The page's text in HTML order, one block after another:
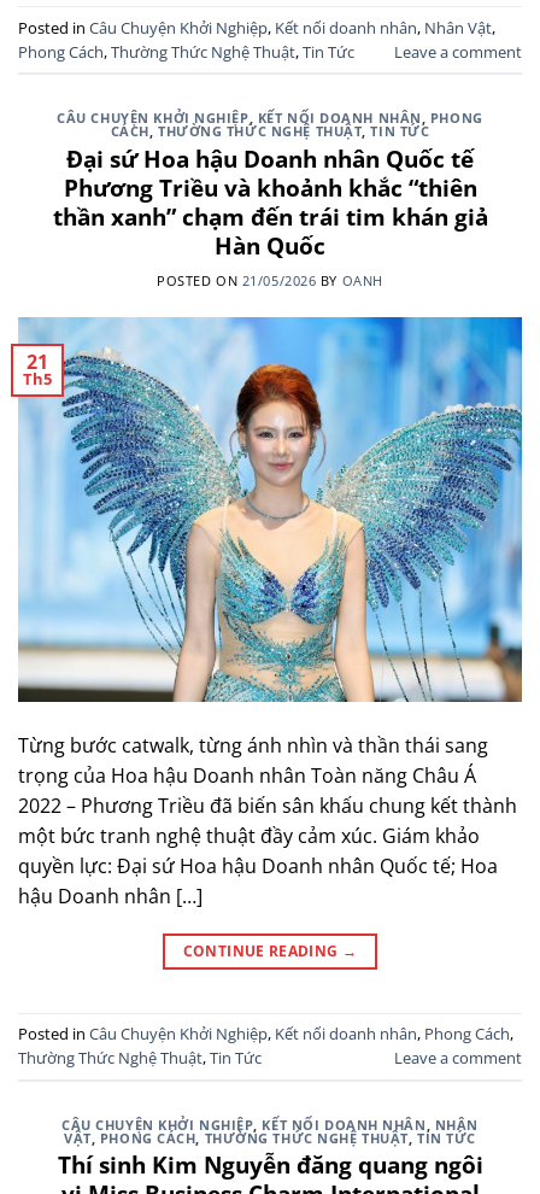
Posted in Câu Chuyện Khởi Nghiệp, Kết nối doanh nhân, Nhân Vật,
Phong Cách,Thường Thức Nghệ Thuật,Tin Tức Leave a comment
CÂU CHUYỆN KHỞI NGHIỆP, KẾT NỐI DOANH NHÂN, PHONG
CÁCH, THƯỜNG THỨC NGHỆ THUẬT,TIN TỨC
Đại sứ Hoa hậu Doanh nhân Quốc tế
Phương Triều và khoảnh khắc “thiên
thần xanh” chạm đến trái tim khán giả
Hàn Quốc
POSTED ON 21/05/2026 BY OANH
21
Th5
Từng bước catwalk, từng ánh nhìn và thần thái sang
trọng của Hoa hậu Doanh nhân Toàn năng Châu Á
2022 – Phương Triều đã biến sân khấu chung kết thành
một bức tranh nghệ thuật đầy cảm xúc. Giám khảo
quyền lực: Đại sứ Hoa hậu Doanh nhân Quốc tế; Hoa
hậu Doanh nhân […]
CONTINUE READING →
Posted in Câu Chuyện Khởi Nghiệp, Kết nối doanh nhân, Phong Cách,
Thường Thức Nghệ Thuật,Tin Tức Leave a comment
CÂU CHUYỆN KHỞI NGHIỆP KẾT NỐI DOANH NHÂN NHÂN
VẬT, PHONG CÁCH THƯỜNG THỨC NGHỆ THUẬT,TIN TỨC
Thí sinh Kim Nguyễn đăng quang ngôi